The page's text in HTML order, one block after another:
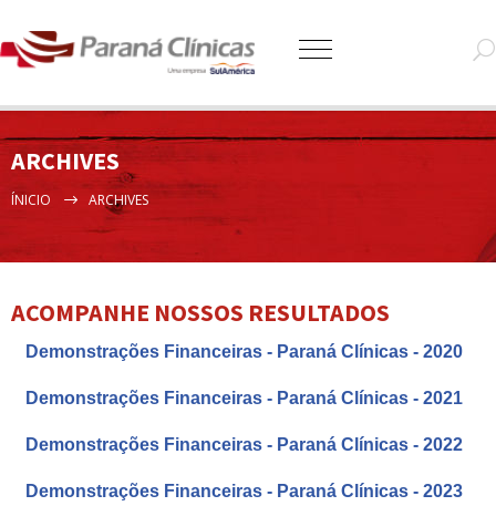
ARCHIVES
ÍNICIO ARCHIVES
ACOMPANHE NOSSOS RESULTADOS
Demonstrações Financeiras - Paraná Clínicas - 2020
Demonstrações Financeiras - Paraná Clínicas - 2021
Demonstrações Financeiras - Paraná Clínicas - 2022
Demonstrações Financeiras - Paraná Clínicas - 2023